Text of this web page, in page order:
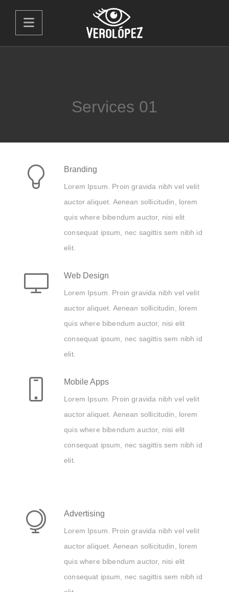
Services 01
Branding
Lorem Ipsum. Proin gravida nibh vel velit
auctor aliquet. Aenean sollicitudin, lorem
quis where bibendum auctor, nisi elit
consequat ipsum, nec sagittis sem nibh id
elit.
Web Design
Lorem Ipsum. Proin gravida nibh vel velit
auctor aliquet. Aenean sollicitudin, lorem
quis where bibendum auctor, nisi elit
consequat ipsum, nec sagittis sem nibh id
elit.
Mobile Apps
Lorem Ipsum. Proin gravida nibh vel velit
auctor aliquet. Aenean sollicitudin, lorem
quis where bibendum auctor, nisi elit
consequat ipsum, nec sagittis sem nibh id
elit.
Advertising
Lorem Ipsum. Proin gravida nibh vel velit
auctor aliquet. Aenean sollicitudin, lorem
quis where bibendum auctor, nisi elit
consequat ipsum, nec sagittis sem nibh id